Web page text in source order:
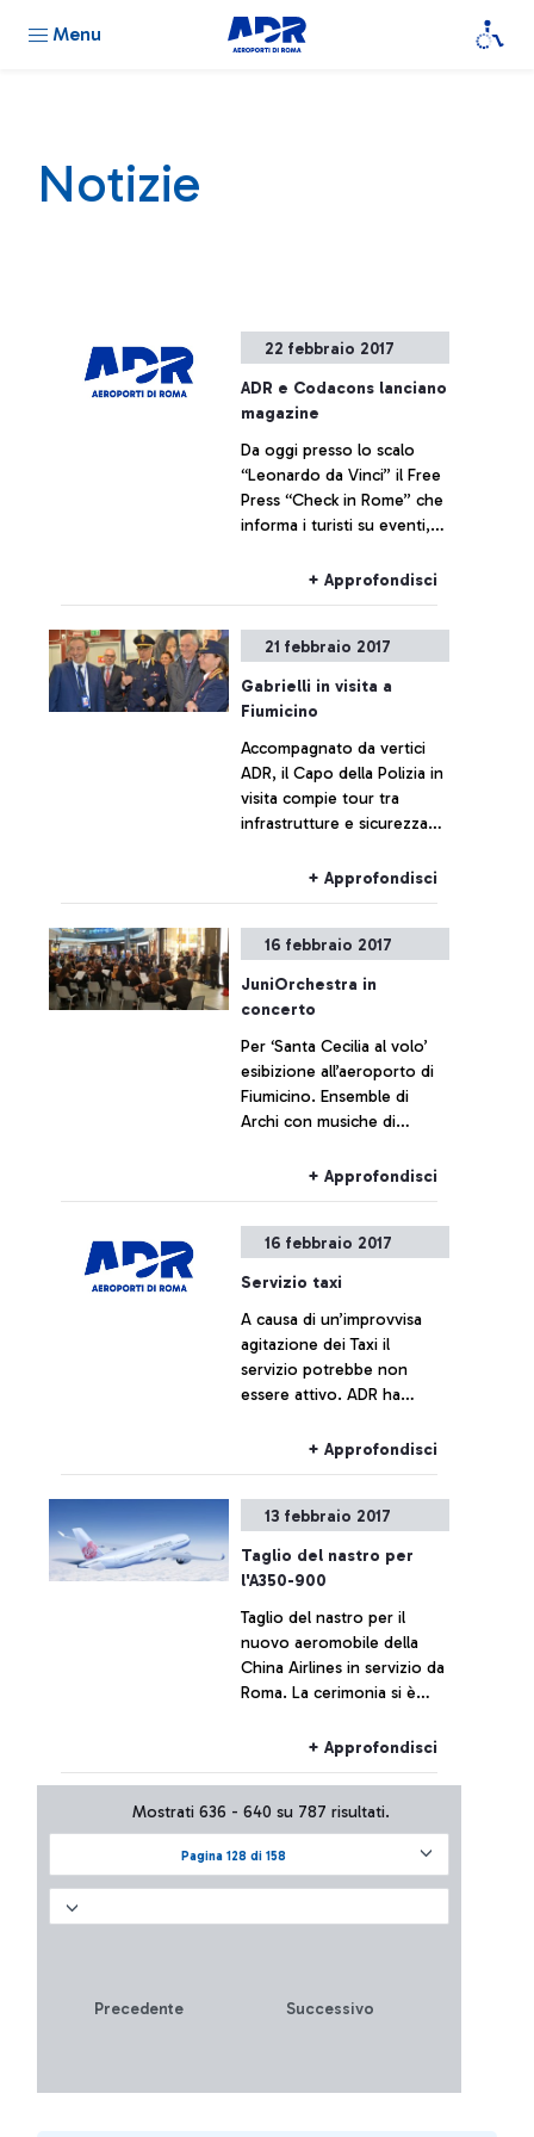
Menu
Notizie
22 febbraio 2017
ADR e Codacons lanciano
magazine
Da oggi presso lo scalo
“Leonardo da Vinci” il Free
Press “Check in Rome” che
informa i turisti su eventi,
culturali nella capitale.
+ Approfondisci
21 febbraio 2017
Gabrielli in visita a
Fiumicino
Accompagnato da vertici
ADR, il Capo della Polizia in
visita compie tour tra
infrastrutture e sicurezza
dalla nuova area di imbarco
E.
+ Approfondisci
16 febbraio 2017
JuniOrchestra in
concerto
Per ‘Santa Cecilia al volo’
esibizione all’aeroporto di
Fiumicino. Ensemble di
Archi con musiche di
+ Approfondisci
16 febbraio 2017
Servizio taxi
A causa di un’improvvisa
agitazione dei Taxi il
servizio potrebbe non
essere attivo. ADR ha
gratuito di navetta
sostitutiva per i passeggeri
verso Roma Centro.
+ Approfondisci
13 febbraio 2017
Taglio del nastro per
l'A350-900
Taglio del nastro per il
nuovo aeromobile della
China Airlines in servizio da
Roma. La cerimonia si è
nuova area di imbarco E per
i voli extra-Schengen.
+ Approfondisci
Pagina 128 di 158
Mostrati 636 - 640 su 787 risultati.
Precedente Successivo